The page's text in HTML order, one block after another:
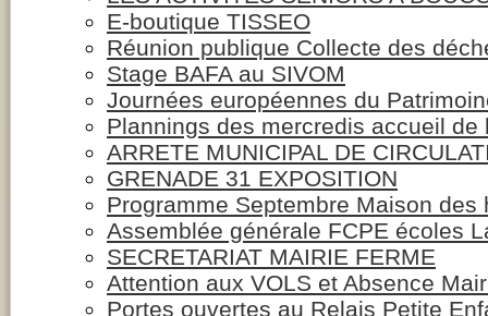
E-boutique TISSEO
Réunion publique Collecte des
Stage BAFA au SIVOM
Journées européennes du
Plannings des mercredis accueil de
ARRETE MUNICIPAL DE
GRENADE 31 EXPOSITION
Programme Septembre Maison des
Assemblée générale FCPE écoles
SECRETARIAT MAIRIE FERME
Attention aux VOLS et Absence
Portes ouvertes au Relais Petite